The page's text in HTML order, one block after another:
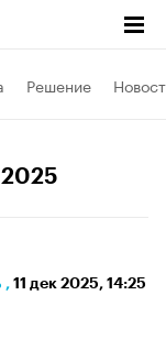
Решение
2025
, 11 дек 2025, 14:25